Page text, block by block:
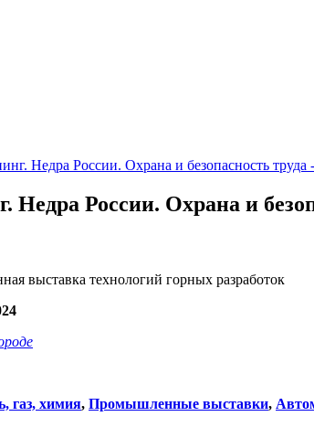
Недра России. Охрана и безопасность труда
России. Охрана и
выставка технологий горных разработок
газ, химия, Промышленные выставки,